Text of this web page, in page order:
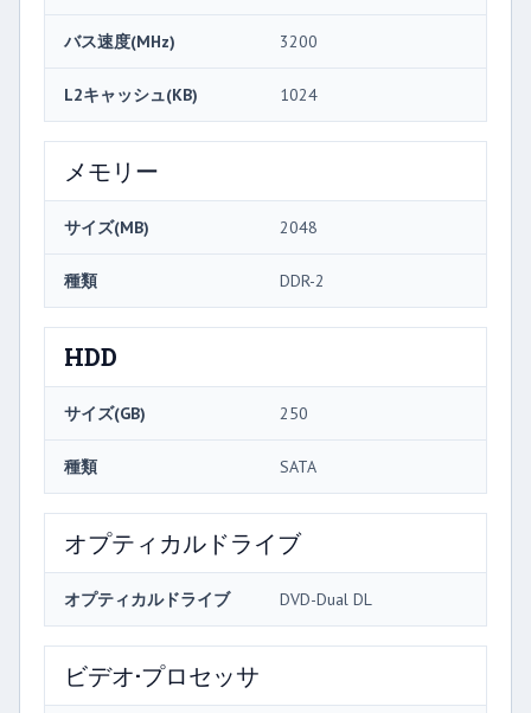
バス速度(MHz) 3200
L2キャッシュ(KB) 1024
メモリー
サイズ(MB) 2048
種類 DDR-2
HDD
サイズ(GB) 250
種類 SATA
オプティカルドライブ
オプティカルドライブ DVD-Dual DL
ビデオ·プロセッサ